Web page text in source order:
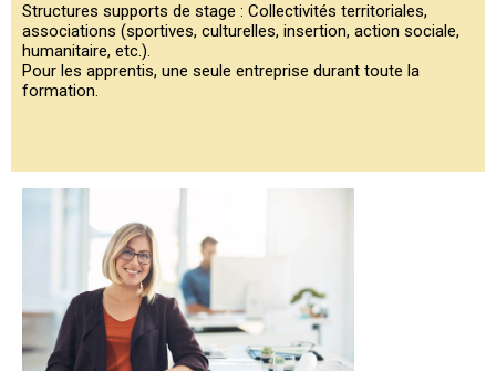
Structures supports de stage : Collectivités territoriales,
associations (sportives, culturelles, insertion, action sociale,
humanitaire, etc.).
Pour les apprentis, une seule entreprise durant toute la
formation.